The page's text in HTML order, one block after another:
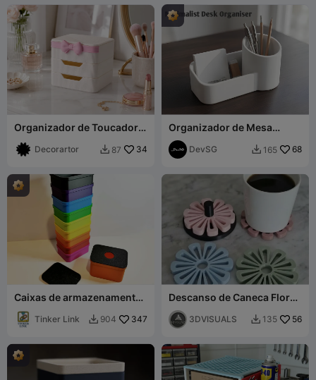
Organizador de Toucador
- Caixa de Armazenamento
Decorartor  87 34
Organizador de Mesa
Minimalista
DevSG  165 68
Caixas de armazenamento
empilháveis para peças
pequenas com tampas
(sem suportes)
Tinker Link  904 347
Descanso de Caneca Floral
(Suporte Empilhável)
3DVISUALS  135 56